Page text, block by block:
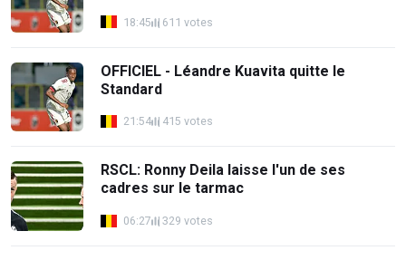
18:45 611 votes
OFFICIEL - Léandre Kuavita quitte le
Standard
21:54 415 votes
RSCL: Ronny Deila laisse l'un de ses
cadres sur le tarmac
06:27 329 votes